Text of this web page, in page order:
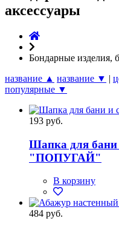
аксессуары
Бондарные изделия,
название ▲ название ▼ |
популярные ▼
193 руб.
Шапка для бани
"ПОПУГАЙ"
В корзину
484 руб.